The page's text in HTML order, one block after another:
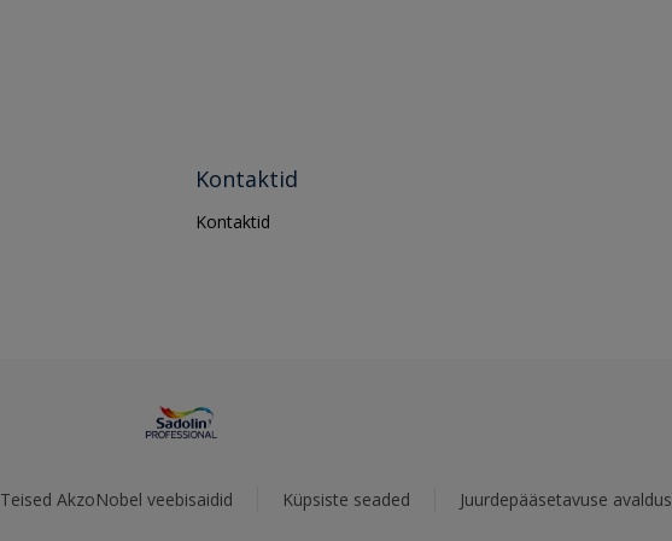
Kontaktid
Kontaktid
Teised AkzoNobel veebisaidid Küpsiste seaded Juurdepääsetavuse avaldus